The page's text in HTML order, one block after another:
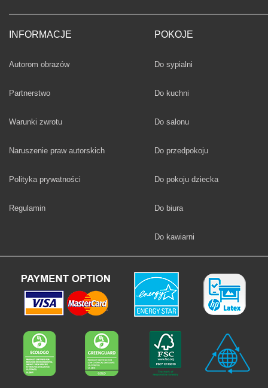
INFORMACJE
Autorom obrazów
Partnerstwo
Warunki zwrotu
Naruszenie praw autorskich
Polityka prywatności
Regulamin
POKOJE
Fototapety
Do sypialni
Fototapety
Do kuchni
Fototapety
Do salonu
Fototapety
Do przedpokoju
Fototapety
Do pokoju dziecka
Fototapety
Do biura
Fototapety
Do kawiarni